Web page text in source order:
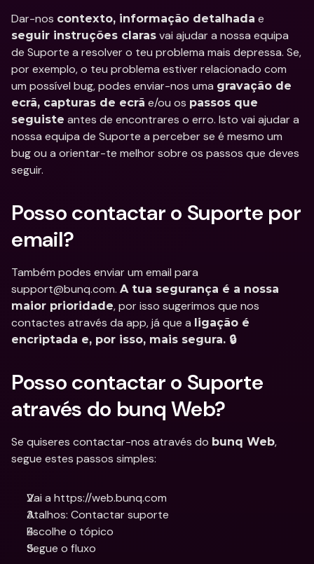
Dar-nos contexto, informação detalhada
seguir instruções claras vai ajudar a nossa equipa
de Suporte a resolver o teu problema mais depressa. Se,
por exemplo, o teu problema estiver relacionado com
um possível bug, podes enviar-nos uma gravação de
ecrã, capturas de ecrã e/ou os passos que
seguiste antes de encontrares o erro. Isto vai ajudar a
nossa equipa de Suporte a perceber se é mesmo um
bug ou a orientar-te melhor sobre os passos que deves
seguir.
Posso contactar o Suporte por
email?
Também podes enviar um email para
support@bunq.com. A tua segurança é a nossa
maior prioridade, por isso sugerimos que nos
contactes através da app, já que a ligação é
encriptada e, por isso, mais segura. 🔒
Posso contactar o Suporte
através do bunq Web?
Se quiseres contactar-nos através do bunq Web,
segue estes passos simples:
Vai a https://web.bunq.com
Atalhos: Contactar suporte
Escolhe o tópico
Segue o fluxo